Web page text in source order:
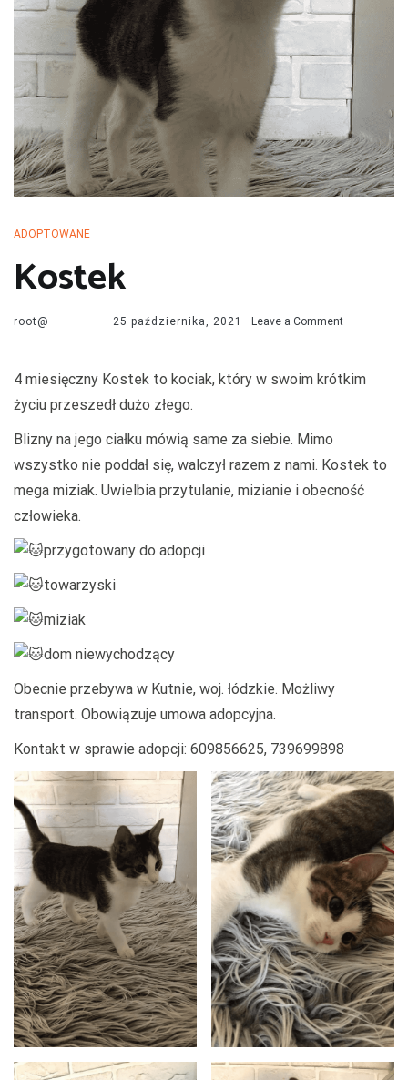
przechodzą kwarantannę, są leczone i mają całą profilaktykę. Są
również sterylizowane i kastrowane. Są socjalizowane czyli
przygotowywane do tego by odnaleźć się w nowej rodzinie. My
bardzo dobrze znamy naszych podopiecznych więc jest nam łatwiej
dopasować psa do rodziny i odwrotnie.
ADOPTOWANE
Kostek
root@ 25 października, 2021 Leave a Commenton
4 miesięczny Kostek to kociak, który w swoim krótkim
życiu przeszedł dużo złego.
Blizny na jego ciałku mówią same za siebie. Mimo
wszystko nie poddał się, walczył razem z nami. Kostek to
mega miziak. Uwielbia przytulanie, mizianie i obecność
człowieka.
przygotowany do adopcji
towarzyski
miziak
dom niewychodzący
Obecnie przebywa w Kutnie, woj. łódzkie. Możliwy
transport. Obowiązuje umowa adopcyjna.
Kontakt w sprawie adopcji: 609856625, 739699898